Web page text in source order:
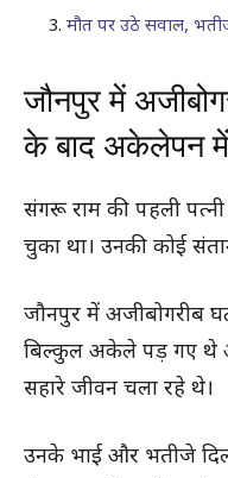
मौत पर उठे सवाल,
जौनपुर में
के बाद अकेलेपन
संगरू राम की पहली
चुका था। उनकी कोई
जौनपुर में अजीबोगरीब
बिल्कुल अकेले पड़ गए थे
सहारे जीवन चला रहे थे।
उनके भाई और भतीजे